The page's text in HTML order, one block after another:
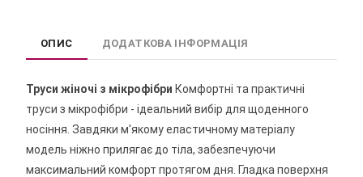
ОПИС ДОДАТКОВА ІНФОРМАЦІЯ
Труси жіночі з мікрофібри Комфортні та практичні
труси з мікрофібри - ідеальний вибір для щоденного
носіння. Завдяки м'якому еластичному матеріалу
модель ніжно прилягає до тіла, забезпечуючи
максимальний комфорт протягом дня. Гладка поверхня